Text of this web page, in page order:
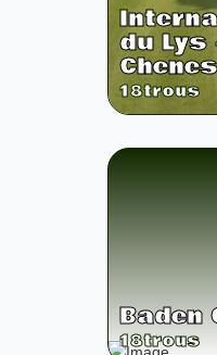
du Lys
18trous
Baden
18trous